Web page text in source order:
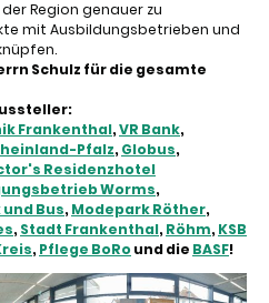
Region genauer zu
mit Ausbildungsbetrieben und
Schulz für die gesamte
Frankenthal,VR Bank,
Pfalz, Globus,
Residenzhotel
Worms,
und Bus, Modepark Röther,
, Stadt Frankenthal, Röhm, KSB
, Pflege BoRo und die BASF!